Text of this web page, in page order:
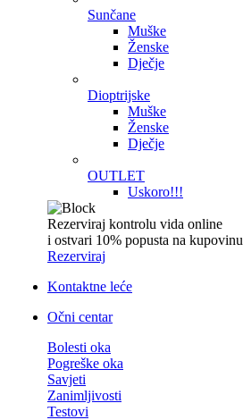
Sunčane
Muške
Ženske
Dječje
Dioptrijske
Muške
Ženske
Dječje
OUTLET
Uskoro!!!
Rezerviraj kontrolu vida online
i ostvari 10% popusta na kupovinu
Rezerviraj
Kontaktne leće
Očni centar
Bolesti oka
Pogreške oka
Savjeti
Zanimljivosti
Testovi